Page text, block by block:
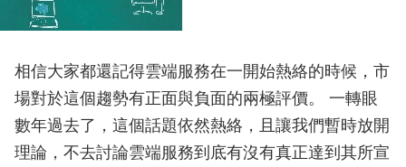
相信大家都還記得雲端服務在一開始熱絡的時候，市
場對於這個趨勢有正面與負面的兩極評價。 一轉眼
數年過去了，這個話題依然熱絡，且讓我們暫時放開
理論，不去討論雲端服務到底有沒有真正達到其所宣